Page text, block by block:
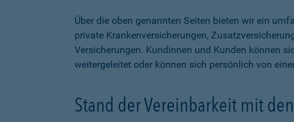
Über die oben genannten Seiten bieten wir ein
private Krankenversicherungen,
Versicherungen. Kundinnen und Kunden können
weitergeleitet oder können sich persönlich von
Stand der Vereinbarkeit mit